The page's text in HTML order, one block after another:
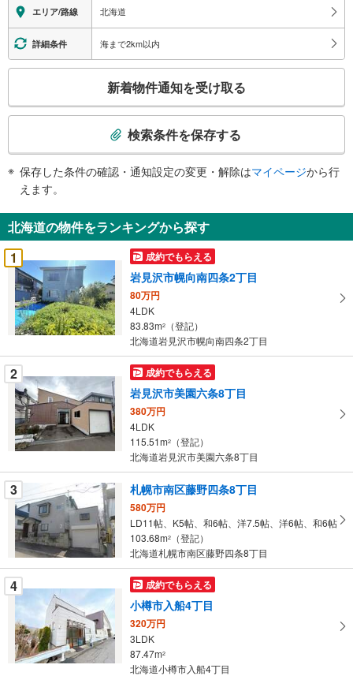
エリア/路線 北海道
詳細条件 海まで2km以内
検
知
を
受
け
取
る
・
条
件
を
マ
イ
ペ
ー
に
保
存
す
る
新着物件通知を受け取る
検索条件を保存する
保存した条件の確認・通知設定の変更・解除はマイページから行
えます。
北海道の物件をランキングから探す
1
成約でもらえる
岩見沢市幌向南四条2丁目
80万円
4LDK
83.83m2
（登記）
北海道岩見沢市幌向南四条2丁目
2 成約でもらえる
岩見沢市美園六条8丁目
380万円
4LDK
115.51m2
（登記）
北海道岩見沢市美園六条8丁目
3 札幌市南区藤野四条8丁目
580万円
LD11帖、K5帖、和6帖、洋7.5帖、洋6帖、和6帖
103.68m2
（登記）
北海道札幌市南区藤野四条8丁目
4 成約でもらえる
小樽市入船4丁目
320万円
3LDK
87.47m2
北海道小樽市入船4丁目